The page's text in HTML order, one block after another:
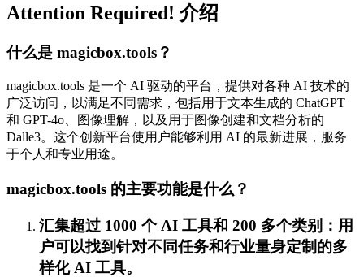
Attention Required! 介绍
什么是 magicbox.tools？
magicbox.tools 是一个 AI 驱动的平台，提供对各种 AI 技术的
广泛访问，以满足不同需求，包括用于文本生成的 ChatGPT
和 GPT-4o、图像理解，以及用于图像创建和文档分析的
Dalle3。这个创新平台使用户能够利用 AI 的最新进展，服务
于个人和专业用途。
magicbox.tools 的主要功能是什么？
汇集超过 1000 个 AI 工具和 200 多个类别：用
户可以找到针对不同任务和行业量身定制的多
样化 AI 工具。